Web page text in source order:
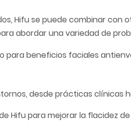
Hifu se puede combinar con
abordar una variedad de
desde prácticas clínicas
Hifu para mejorar la flacidez